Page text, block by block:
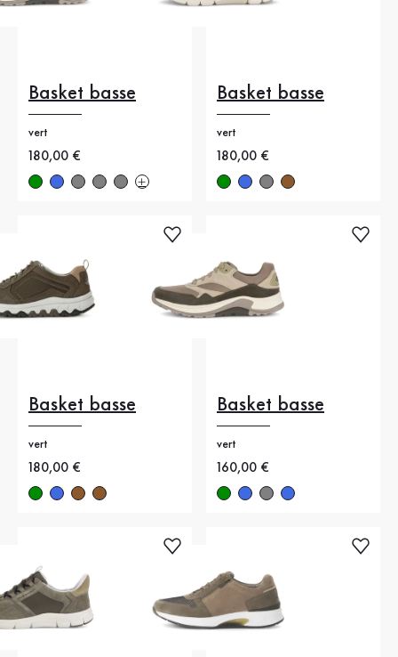
Basket basse
vert
Nouveau prix
180,00 €
Basket basse
vert
Nouveau prix
180,00 €
Basket basse
vert
Nouveau prix
180,00 €
Basket basse
vert
Nouveau prix
160,00 €